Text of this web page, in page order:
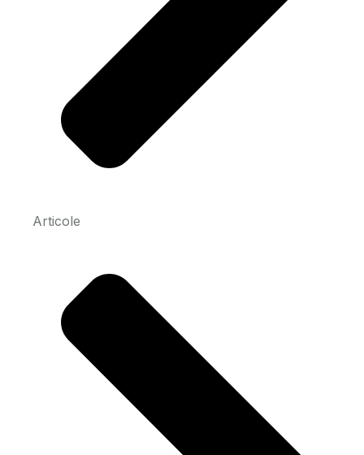
Articole